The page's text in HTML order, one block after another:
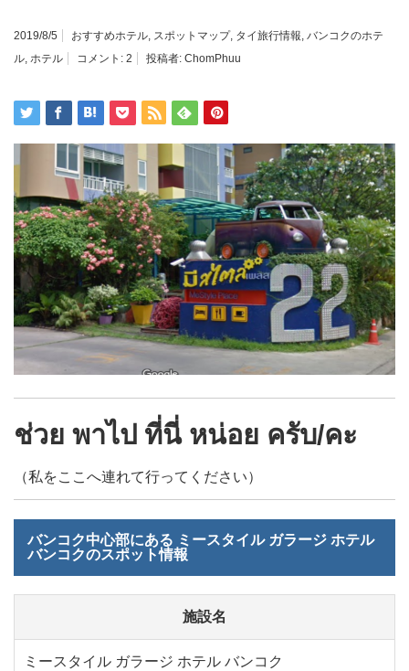
2019/8/5 おすすめホテル, スポットマップ, タイ旅行情報, バンコクのホテ
ル, ホテル コメント: 2 投稿者: ChomPhuu
ช่วย พาไป ที่นี่ หน่อย ครับ/คะ
（私をここへ連れて行ってください）
バンコク中心部にある ミースタイル ガラージ ホテル
バンコクのスポット情報
施設名
ミースタイル ガラージ ホテル バンコク